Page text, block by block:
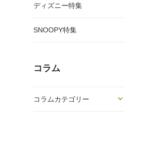
ディズニー特集
SNOOPY特集
コラム
コラムカテゴリー